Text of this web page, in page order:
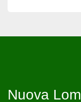
Nuova